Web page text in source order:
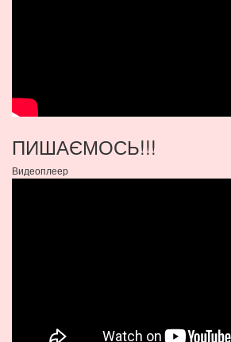
ПИШАЄМОСЬ!!!
Видеоплеер